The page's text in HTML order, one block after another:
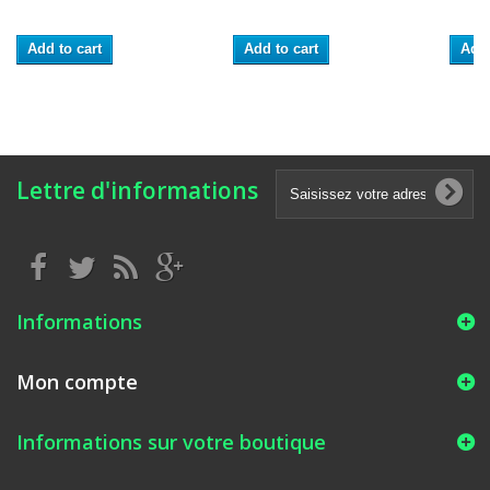
Add to cart Add to cart
Lettre d'informations
Informations
Mon compte
Informations sur votre boutique